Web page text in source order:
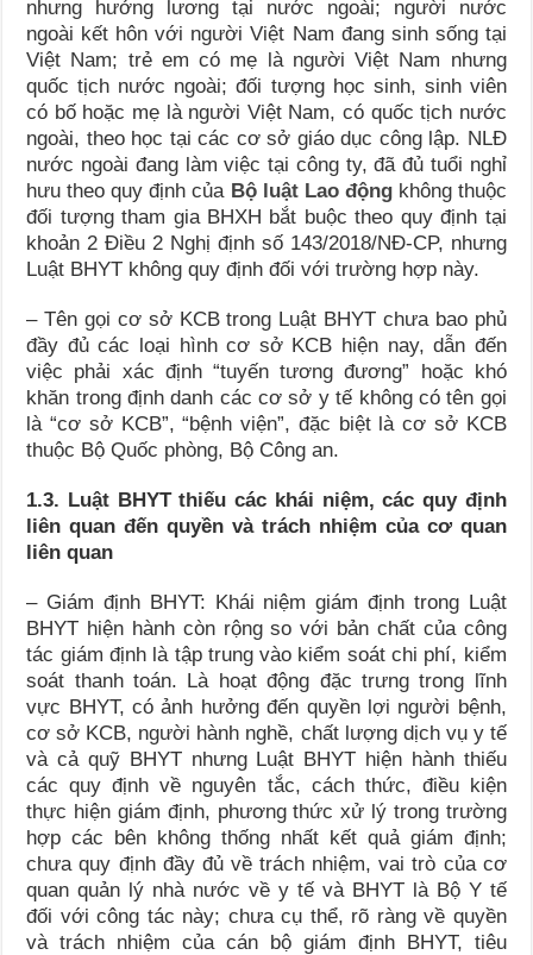
nhưng hưởng lương tại nước ngoài; người nước
ngoài kết hôn với người Việt Nam đang sinh sống tại
Việt Nam; trẻ em có mẹ là người Việt Nam nhưng
quốc tịch nước ngoài; đối tượng học sinh, sinh viên
có bố hoặc mẹ là người Việt Nam, có quốc tịch nước
ngoài, theo học tại các cơ sở giáo dục công lập. NLĐ
nước ngoài đang làm việc tại công ty, đã đủ tuổi nghỉ
hưu theo quy định của Bộ luật Lao độngkhông thuộc
đối tượng tham gia BHXH bắt buộc theo quy định tại
khoản 2 Điều 2 Nghị định số 143/2018/NĐ-CP, nhưng
Luật BHYT không quy định đối với trường hợp này.
– Tên gọi cơ sở KCB trong Luật BHYT chưa bao phủ
đầy đủ các loại hình cơ sở KCB hiện nay, dẫn đến
việc phải xác định “tuyến tương đương” hoặc khó
khăn trong định danh các cơ sở y tế không có tên gọi
là “cơ sở KCB”, “bệnh viện”, đặc biệt là cơ sở KCB
thuộc Bộ Quốc phòng, Bộ Công an.
1.3. Luật BHYT thiếu các khái niệm, các quy định
liên quan đến quyền và trách nhiệm của cơ quan
liên quan
– Giám định BHYT: Khái niệm giám định trong Luật
BHYT hiện hành còn rộng so với bản chất của công
tác giám định là tập trung vào kiểm soát chi phí, kiểm
soát thanh toán. Là hoạt động đặc trưng trong lĩnh
vực BHYT, có ảnh hưởng đến quyền lợi người bệnh,
cơ sở KCB, người hành nghề, chất lượng dịch vụ y tế
và cả quỹ BHYT nhưng Luật BHYT hiện hành thiếu
các quy định về nguyên tắc, cách thức, điều kiện
thực hiện giám định, phương thức xử lý trong trường
hợp các bên không thống nhất kết quả giám định;
chưa quy định đầy đủ về trách nhiệm, vai trò của cơ
quan quản lý nhà nước về y tế và BHYT là Bộ Y tế
đối với công tác này; chưa cụ thể, rõ ràng về quyền
và trách nhiệm của cán bộ giám định BHYT, tiêu